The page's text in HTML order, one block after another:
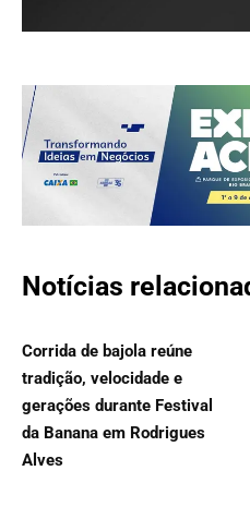
Notícias
Corrida de bajola reúne
tradição, velocidade e
gerações durante Festival
da Banana em Rodrigues
Alves